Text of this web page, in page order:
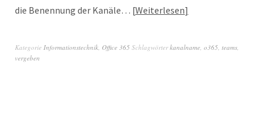
die Benennung der Kanäle… Weiterlesen
Kategorie Informationstechnik, Office 365 Schlagwörterkanalname, o365, teams,
vergeben